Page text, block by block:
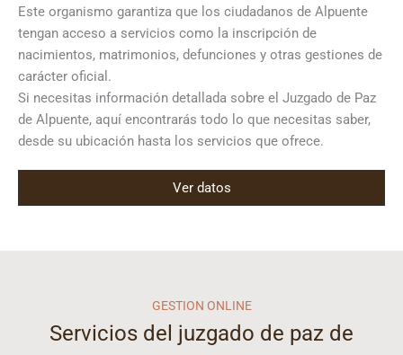
Este organismo garantiza que los ciudadanos de Alpuente
tengan acceso a servicios como la inscripción de
nacimientos, matrimonios, defunciones y otras gestiones de
carácter oficial.
Si necesitas información detallada sobre el Juzgado de Paz
de Alpuente, aquí encontrarás todo lo que necesitas saber,
desde su ubicación hasta los servicios que ofrece.
Ver datos
GESTION ONLINE
Servicios del juzgado de paz de